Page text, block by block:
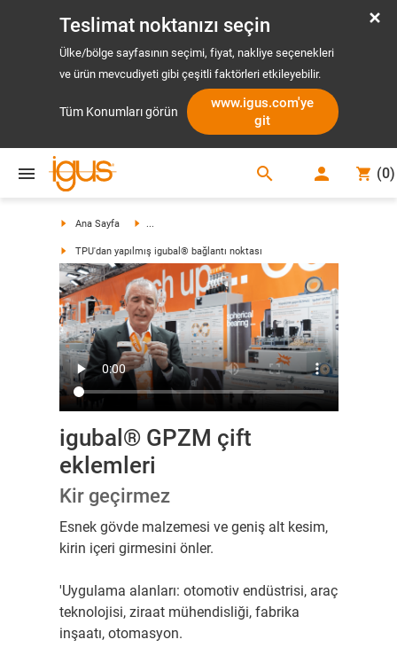
Teslimat noktanızı seçin
Ülke/bölge sayfasının seçimi, fiyat, nakliye seçenekleri
ve ürün mevcudiyeti gibi çeşitli faktörleri etkileyebilir.
Tüm Konumları görün
www.igus.com'ye
git
search (0)
Ana Sayfa ...
TPU'dan yapılmış igubal® bağlantı noktası
igubal® GPZM çift
eklemleri
Kir geçirmez
Esnek gövde malzemesi ve geniş alt kesim,
kirin içeri girmesini önler.
'Uygulama alanları: otomotiv endüstrisi, araç
teknolojisi, ziraat mühendisliği, fabrika
inşaatı, otomasyon.